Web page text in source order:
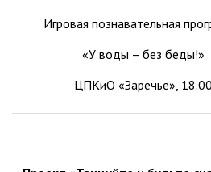
Игровая познавательная
«У воды – без беды!»
ЦПКиО «Заречье», 18.00